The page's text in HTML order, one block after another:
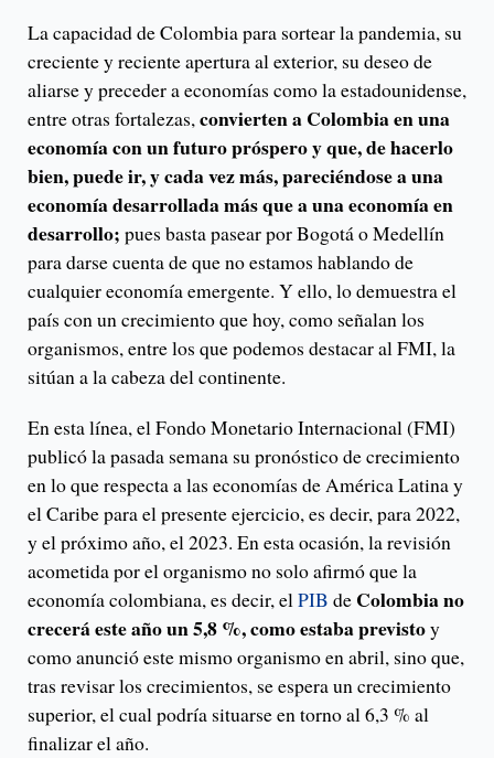
La capacidad de Colombia para sortear la pandemia, su
creciente y reciente apertura al exterior, su deseo de
aliarse y preceder a economías como la estadounidense,
entre otras fortalezas,convierten a Colombia en una
economía con un futuro próspero y que, de hacerlo
bien, puede ir, y cada vez más, pareciéndose a una
economía desarrollada más que a una economía en
desarrollo; pues basta pasear por Bogotá o Medellín
para darse cuenta de que no estamos hablando de
cualquier economía emergente. Y ello, lo demuestra el
país con un crecimiento que hoy, como señalan los
organismos, entre los que podemos destacar al FMI, la
sitúan a la cabeza del continente.
En esta línea, el Fondo Monetario Internacional (FMI)
publicó la pasada semana su pronóstico de crecimiento
en lo que respecta a las economías de América Latina y
el Caribe para el presente ejercicio, es decir, para 2022,
y el próximo año, el 2023. En esta ocasión, la revisión
acometida por el organismo no solo afirmó que la
economía colombiana, es decir, elPIB de Colombia no
crecerá este año un 5,8 %, como estaba previstoy
como anunció este mismo organismo en abril, sino que,
tras revisar los crecimientos, se espera un crecimiento
superior, el cual podría situarse en torno al 6,3 % al
finalizar el año.